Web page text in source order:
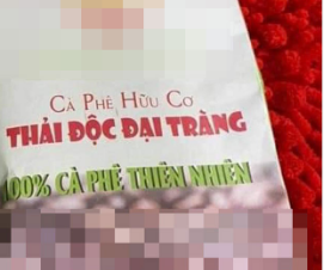
Tòa soạn Chính sách bảo
Toàn
trực: Hải Thành
Dũng
Hưng
Trung
GP - BTTTT cấp ngày 24.3.2020
về Báo Thanh Niên. Cấm sao
nếu không có sự chấp thuận bằng văn